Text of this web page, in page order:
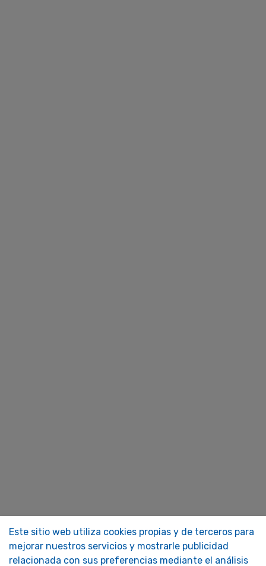
Este sitio web utiliza cookies propias y de terceros para
mejorar nuestros servicios y mostrarle publicidad
relacionada con sus preferencias mediante el análisis